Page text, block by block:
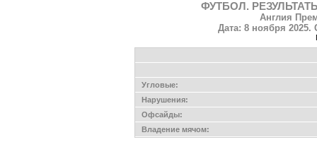
ФУТБОЛ.
Англия
Дата: 8 ноября
Угловые:
Нарушения:
Офсайды:
Владение мячом: